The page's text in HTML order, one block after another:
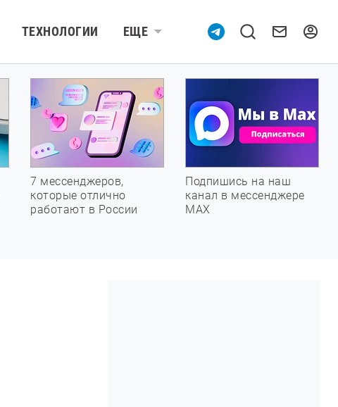
ТЕХНОЛОГИИ ЕЩЕ
7 мессенджеров,
которые отлично
работают в России
Подпишись на наш
канал в мессенджере
МАХ